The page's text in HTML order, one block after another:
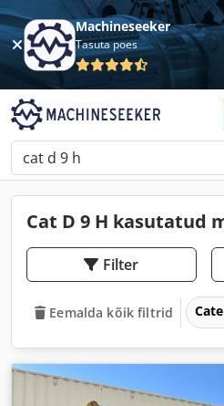
Machineseeker
Tasuta poes
Cat D 9 H kasutatud
Filter
Eemalda kõik filtrid